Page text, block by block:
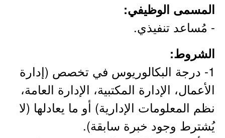
المسمى الوظيفي:
- مُساعد تنفيذي.
الشروط:
1- درجة البكالوريوس في تخصص (إدارة
الأعمال، الإدارة المكتبية، الإدارة العامة،
نظم المعلومات الإدارية) أو ما يعادلها (لا
يُشترط وجود خبرة سابقة).